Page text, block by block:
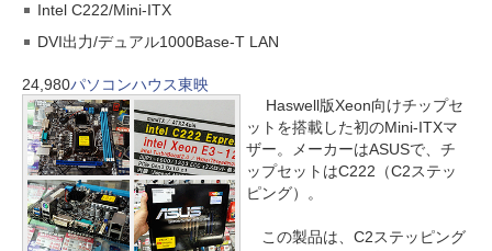
Intel C222/Mini-ITX
DVI出力/デュアル1000Base-T LAN
24,980パソコンハウス東映
Haswell版Xeon向けチップセ
ットを搭載した初のMini-ITXマ
ザー。メーカーはASUSで、チ
ップセットはC222（C2ステッ
ピング）。
この製品は、C2ステッピング